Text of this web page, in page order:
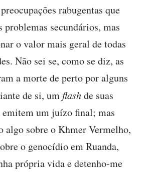
rabugentas que
problemas secundários, mas
o valor mais geral de todas
Não sei se, como se diz, as
a morte de perto por alguns
de si, um flashde suas
emitem um juízo final; mas
algo sobre o Khmer Vermelho,
o genocídio em Ruanda,
própria vida e detenho-me